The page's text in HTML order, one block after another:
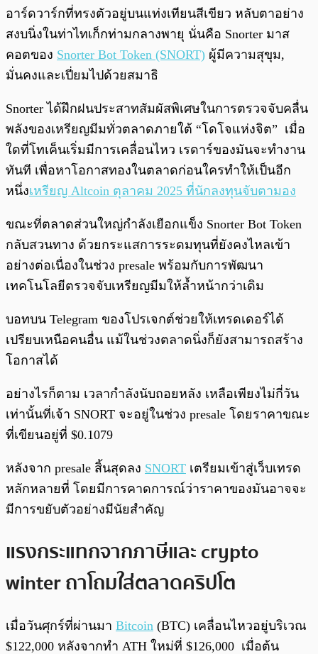
อาร์ดวาร์กที่ทรงตัวอยู่บนแท่งเทียนสีเขียว หลับตาอย่าง
สงบนิ่งในท่าไทเก็กท่ามกลางพายุ นั่นคือ Snorter มาส
คอตของ Snorter Bot Token (SNORT) ผู้มีความสุขุม,
มั่นคงและเปี่ยมไปด้วยสมาธิ
Snorter ได้ฝึกฝนประสาทสัมผัสพิเศษในการตรวจจับคลื่น
พลังของเหรียญมีมทั่วตลาดภายใต้ “โดโจแห่งจิต” เมื่อ
ใดที่โทเค็นเริ่มมีการเคลื่อนไหว เรดาร์ของมันจะทำงาน
ทันที เพื่อหาโอกาสทองในตลาดก่อนใครทำให้เป็นอีก
หนึ่งเหรียญ Altcoin ตุลาคม 2025 ที่นักลงทุนจับตามอง
ขณะที่ตลาดส่วนใหญ่กำลังเยือกแข็ง Snorter Bot Token
กลับสวนทาง ด้วยกระแสการระดมทุนที่ยังคงไหลเข้า
อย่างต่อเนื่องในช่วง presale พร้อมกับการพัฒนา
เทคโนโลยีตรวจจับเหรียญมีมให้ล้ำหน้ากว่าเดิม
บอทบน Telegram ของโปรเจกต์ช่วยให้เทรดเดอร์ได้
เปรียบเหนือคนอื่น แม้ในช่วงตลาดนิ่งก็ยังสามารถสร้าง
โอกาสได้
อย่างไรก็ตาม เวลากำลังนับถอยหลัง เหลือเพียงไม่กี่วัน
เท่านั้นที่เจ้า SNORT จะอยู่ในช่วง presale โดยราคาขณะ
ที่เขียนอยู่ที่ $0.1079
หลังจาก presale สิ้นสุดลง SNORT เตรียมเข้าสู่เว็บเทรด
หลักหลายที่ โดยมีการคาดการณ์ว่าราคาของมันอาจจะ
มีการขยับตัวอย่างมีนัยสำคัญ
แรงกระแทกจากภาษีและ crypto
winter ถาโถมใส่ตลาดคริปโต
เมื่อวันศุกร์ที่ผ่านมา Bitcoin (BTC) เคลื่อนไหวอยู่บริเวณ
$122,000 หลังจากทำ ATH ใหม่ที่ $126,000 เมื่อต้น